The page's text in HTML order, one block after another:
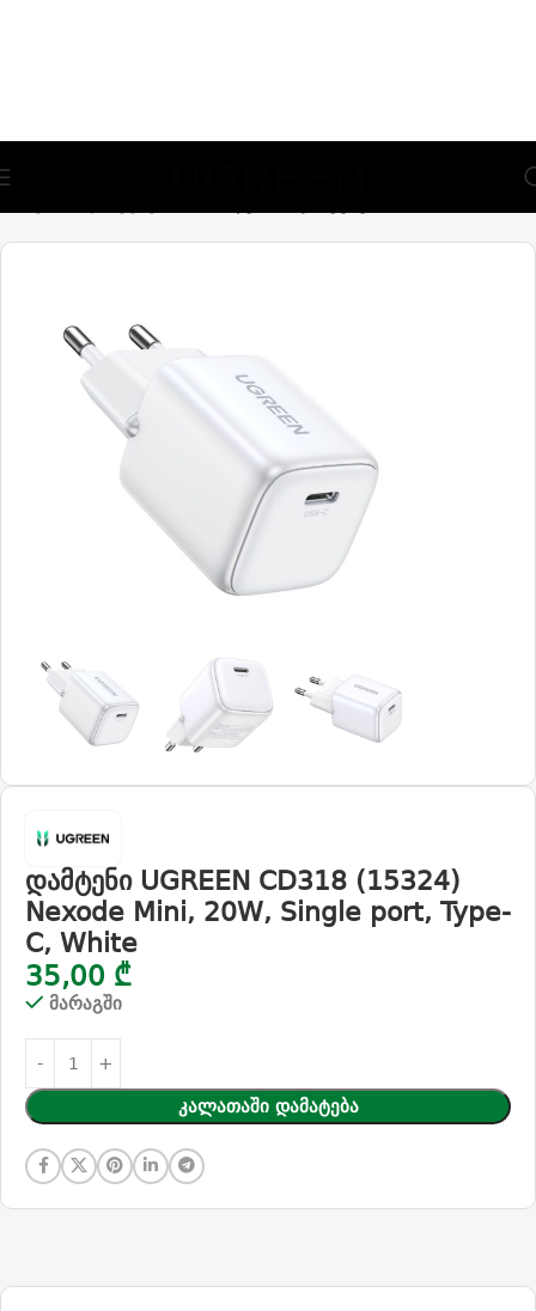
დამტენი UGREEN CD318 (15324)
Nexode Mini, 20W, Single port, Type-
C, White
35,00 ₾
მარაგში
Კალათაში Დამატება